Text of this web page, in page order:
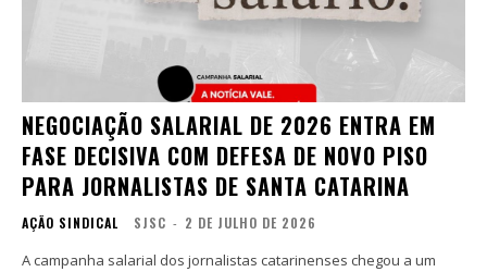
NEGOCIAÇÃO SALARIAL DE 2026 ENTRA EM
FASE DECISIVA COM DEFESA DE NOVO PISO
PARA JORNALISTAS DE SANTA CATARINA
AÇÃO SINDICAL SJSC - 2 DE JULHO DE 2026
A campanha salarial dos jornalistas catarinenses chegou a um